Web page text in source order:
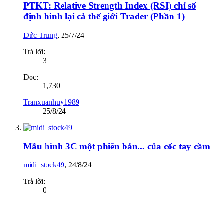
PTKT: Relative Strength Index (RSI) chỉ số
định hình lại cả thế giới Trader (Phần 1)
Đức Trung, 25/7/24
Trả lời:
3
Đọc:
1,730
Tranxuanhuy1989
25/8/24
Mẫu hình 3C một phiên bản... của cốc tay cầm
midi_stock49, 24/8/24
Trả lời:
0